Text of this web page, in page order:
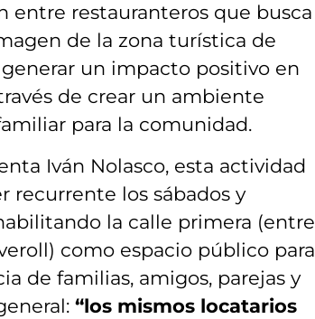
entre restauranteros que busca
de la zona turística de
generar un impacto positivo en
de crear un ambiente
para la comunidad.
Iván Nolasco, esta actividad
recurrente los sábados y
la calle primera (entre
como espacio público para
de familias, amigos, parejas y
“los mismos locatarios